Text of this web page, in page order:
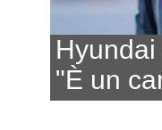
"È un